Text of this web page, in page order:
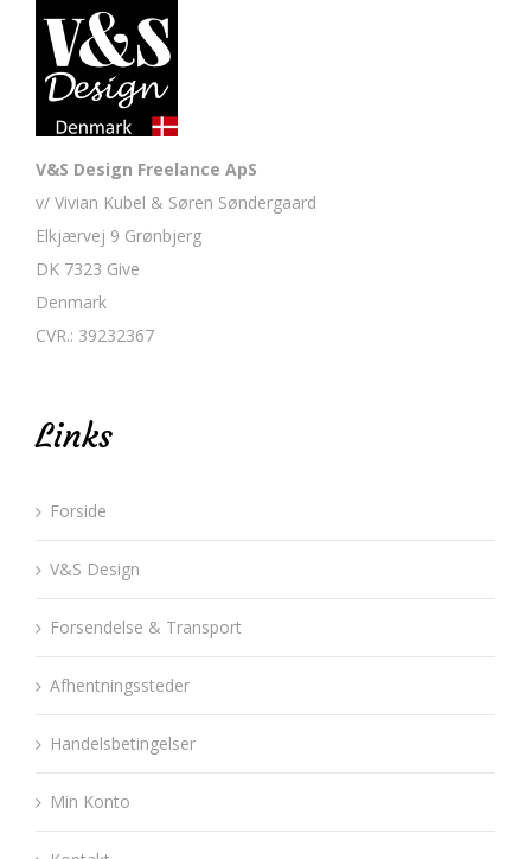
V&S Design Freelance ApS
v/ Vivian Kubel & Søren Søndergaard
Elkjærvej 9 Grønbjerg
DK 7323 Give
Denmark
CVR.: 39232367
Links
Forside
V&S Design
Forsendelse & Transport
Afhentningssteder
Handelsbetingelser
Min Konto